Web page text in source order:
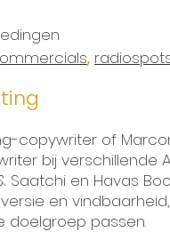
,
copywriter of
bij
en Havas
en
doelgroep passen.